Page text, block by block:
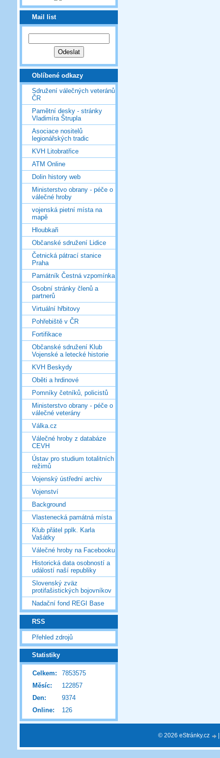
Mail list
Oblíbené odkazy
Sdružení válečných veteránů
ČR
Pamětní desky - stránky
Vladimíra Štrupla
Asociace nositelů
legionářských tradic
KVH Litobratřice
ATM Online
Dolin history web
Ministerstvo obrany - péče o
válečné hroby
vojenská pietní místa na
mapě
Hloubkaři
Občanské sdružení Lidice
Četnická pátrací stanice
Praha
Památník Čestná vzpomínka
Osobní stránky členů a
partnerů
Virtuální hřbitovy
Pohřebiště v ČR
Fortifikace
Občanské sdružení Klub
Vojenské a letecké historie
KVH Beskydy
Oběti a hrdinové
Pomníky četníků, policistů
Ministerstvo obrany - péče o
válečné veterány
Válka.cz
Válečné hroby z databáze
CEVH
Ústav pro studium totalitních
režimů
Vojenský ústřední archiv
Vojenství
Background
Vlastenecká památná místa
Klub přátel pplk. Karla
Vašátky
Válečné hroby na Facebooku
Historická data osobností a
událostí naší republiky
Slovenský zväz
protifašistických bojovníkov
Nadační fond REGI Base
RSS
Přehled zdrojů
Statistiky
Online: 126
Celkem:
7853575
Měsíc:
122857
Den:
9374
© 2026 eStránky.cz